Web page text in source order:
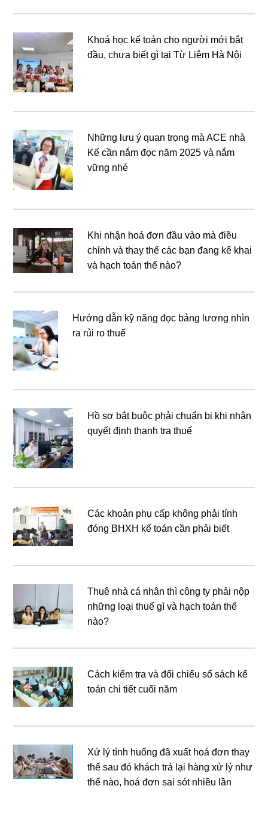
Khoá học kế toán cho người mới bắt
đầu, chưa biết gì tại Từ Liêm Hà Nội
Những lưu ý quan trọng mà ACE nhà
Kế cần nắm đọc năm 2025 và nắm
vững nhé
Khi nhận hoá đơn đầu vào mà điều
chỉnh và thay thế các bạn đang kê khai
và hạch toán thế nào?
Hướng dẫn kỹ năng đọc bảng lương nhìn
ra rủi ro thuế
Hồ sơ bắt buộc phải chuẩn bị khi nhận
quyết định thanh tra thuế
Các khoản phụ cấp không phải tính
đóng BHXH kế toán cần phải biết
Thuê nhà cá nhân thì công ty phải nộp
những loại thuế gì và hạch toán thế
nào?
Cách kiểm tra và đối chiếu sổ sách kế
toán chi tiết cuối năm
Xử lý tình huống đã xuất hoá đơn thay
thế sau đó khách trả lại hàng xử lý như
thế nào, hoá đơn sai sót nhiều lần